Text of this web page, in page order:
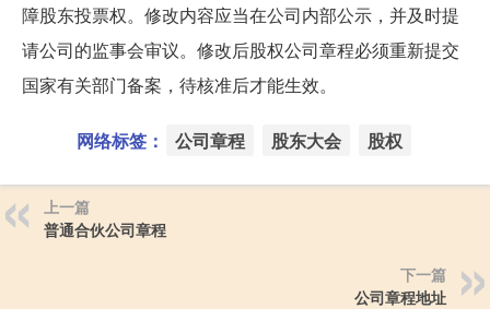
障股东投票权。修改内容应当在公司内部公示，并及时提
请公司的监事会审议。修改后股权公司章程必须重新提交
国家有关部门备案，待核准后才能生效。
网络标签： 公司章程 股东大会 股权
上一篇
普通合伙公司章程
下一篇
公司章程地址